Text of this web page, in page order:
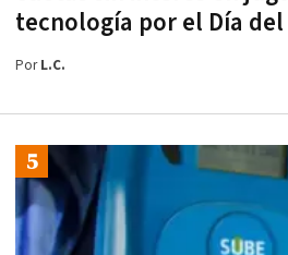
tecnología por el Día del
PorL.C.